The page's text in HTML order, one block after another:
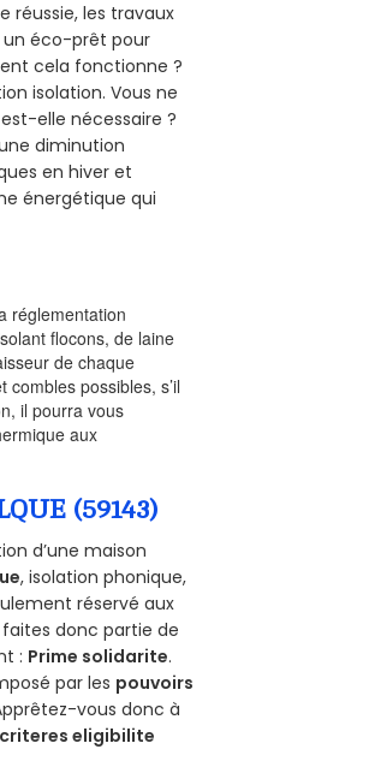
réussie, les travaux
un éco-prêt pour
cela fonctionne ?
isolation. Vous ne
est-elle nécessaire ?
diminution
en hiver et
énergétique qui
réglementation
flocons, de laine
de chaque
possibles, s’il
il pourra vous
aux
(59143)
d’une maison
, isolation phonique,
réservé aux
faites donc partie de
: Prime solidarite.
par les pouvoirs
vous donc à
criteres eligibilite